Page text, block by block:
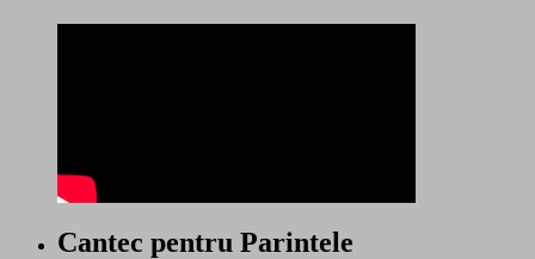
Cantec pentru Parintele